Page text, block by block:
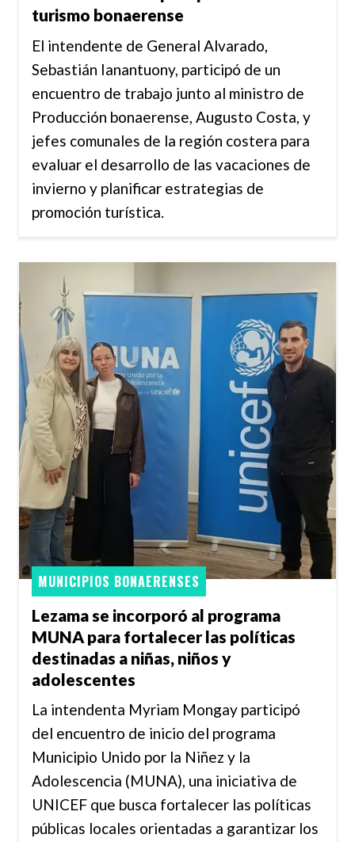
turismo bonaerense
El intendente de General Alvarado,
Sebastián Ianantuony, participó de un
encuentro de trabajo junto al ministro de
Producción bonaerense, Augusto Costa, y
jefes comunales de la región costera para
evaluar el desarrollo de las vacaciones de
invierno y planificar estrategias de
promoción turística.
Lezama se incorporó al programa
MUNA para fortalecer las políticas
destinadas a niñas, niños y
adolescentes
MUNICIPIOS BONAERENSES
La intendenta Myriam Mongay participó
del encuentro de inicio del programa
Municipio Unido por la Niñez y la
Adolescencia (MUNA), una iniciativa de
UNICEF que busca fortalecer las políticas
públicas locales orientadas a garantizar los